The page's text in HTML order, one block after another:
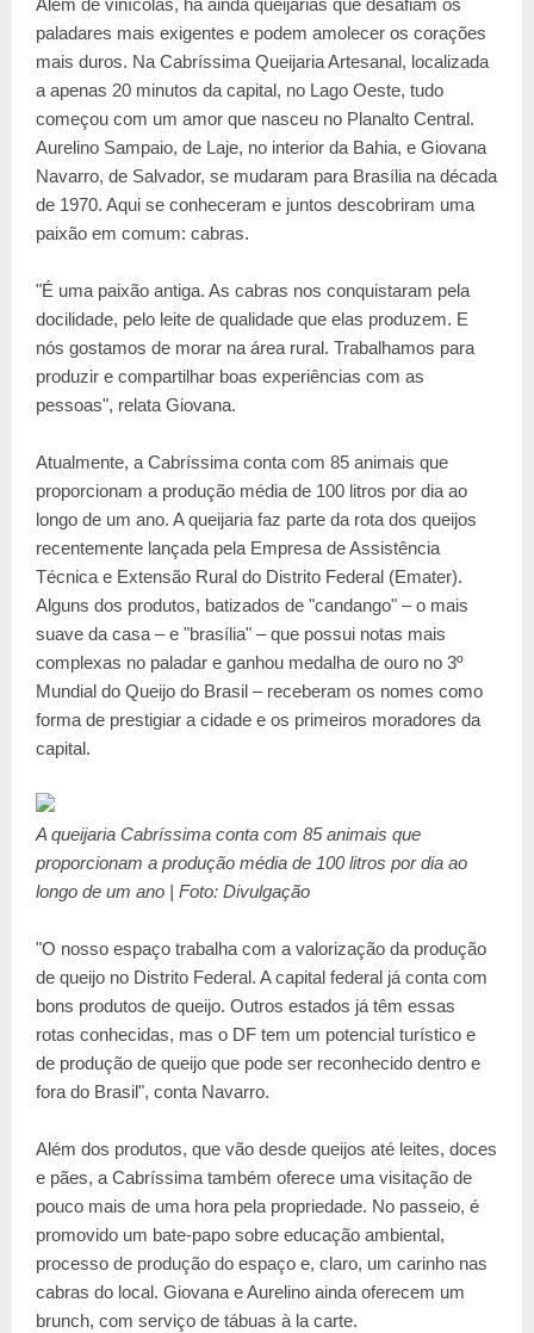
Além de vinícolas, há ainda queijarias que desafiam os
paladares mais exigentes e podem amolecer os corações
mais duros. Na Cabríssima Queijaria Artesanal, localizada
a apenas 20 minutos da capital, no Lago Oeste, tudo
começou com um amor que nasceu no Planalto Central.
Aurelino Sampaio, de Laje, no interior da Bahia, e Giovana
Navarro, de Salvador, se mudaram para Brasília na década
de 1970. Aqui se conheceram e juntos descobriram uma
paixão em comum: cabras.
"É uma paixão antiga. As cabras nos conquistaram pela
docilidade, pelo leite de qualidade que elas produzem. E
nós gostamos de morar na área rural. Trabalhamos para
produzir e compartilhar boas experiências com as
pessoas", relata Giovana.
Atualmente, a Cabríssima conta com 85 animais que
proporcionam a produção média de 100 litros por dia ao
longo de um ano. A queijaria faz parte da rota dos queijos
recentemente lançada pela Empresa de Assistência
Técnica e Extensão Rural do Distrito Federal (Emater).
Alguns dos produtos, batizados de "candango" – o mais
suave da casa – e "brasília" – que possui notas mais
complexas no paladar e ganhou medalha de ouro no 3º
Mundial do Queijo do Brasil – receberam os nomes como
forma de prestigiar a cidade e os primeiros moradores da
capital.
A queijaria Cabríssima conta com 85 animais que
proporcionam a produção média de 100 litros por dia ao
longo de um ano | Foto: Divulgação
"O nosso espaço trabalha com a valorização da produção
de queijo no Distrito Federal. A capital federal já conta com
bons produtos de queijo. Outros estados já têm essas
rotas conhecidas, mas o DF tem um potencial turístico e
de produção de queijo que pode ser reconhecido dentro e
fora do Brasil", conta Navarro.
Além dos produtos, que vão desde queijos até leites, doces
e pães, a Cabríssima também oferece uma visitação de
pouco mais de uma hora pela propriedade. No passeio, é
promovido um bate-papo sobre educação ambiental,
processo de produção do espaço e, claro, um carinho nas
cabras do local. Giovana e Aurelino ainda oferecem um
brunch, com serviço de tábuas à la carte.